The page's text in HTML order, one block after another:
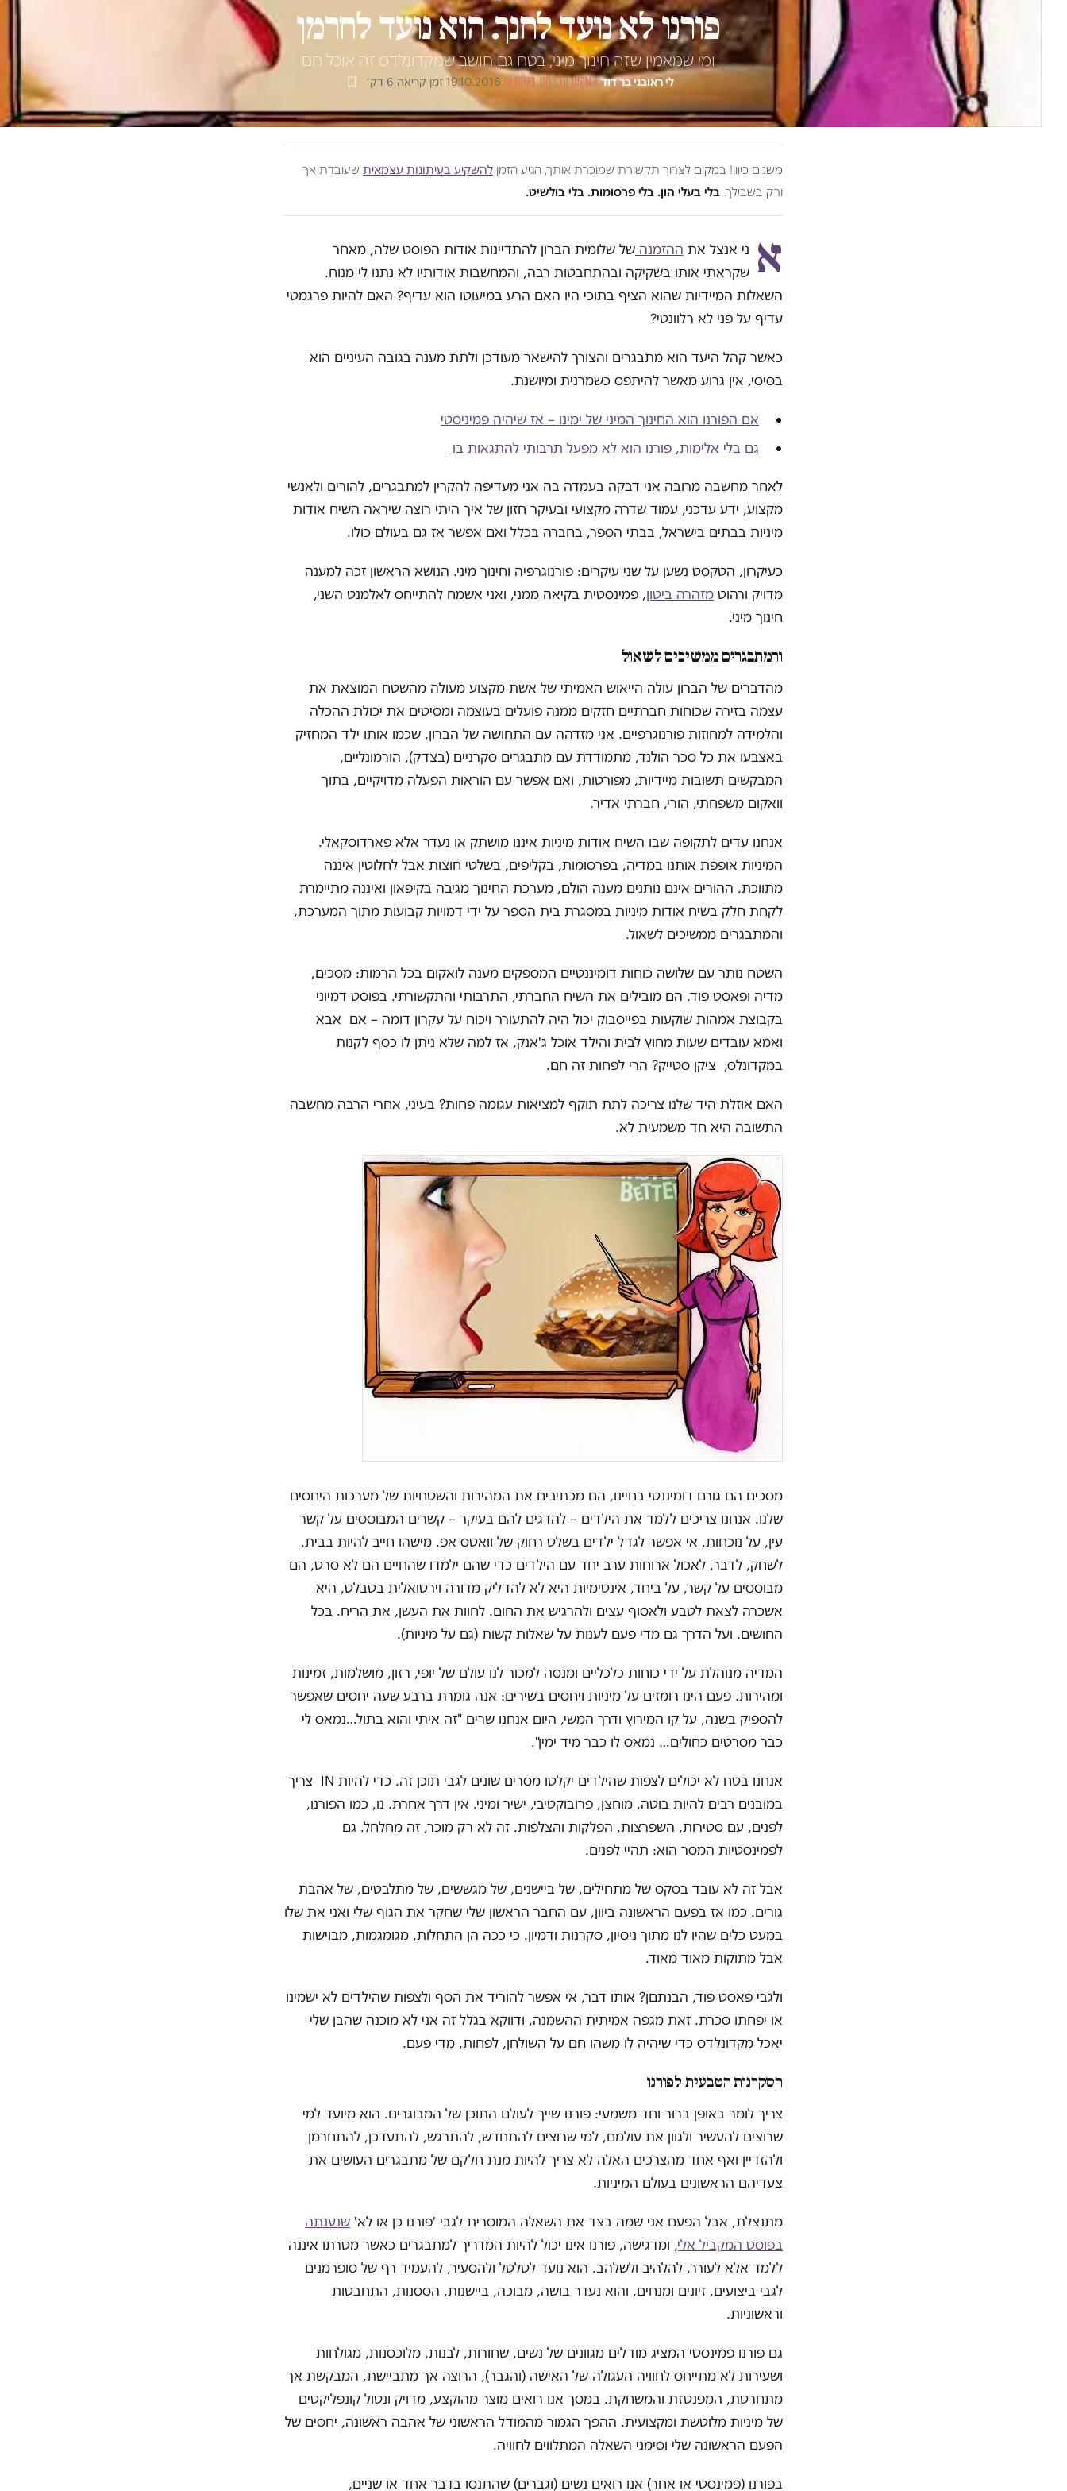
פורנו לא נועד לחנך. הוא נועד לחרמן
ומי שמאמין שזה חינוך מיני, בטח גם חושב שמקדונלדס זה אוכל חם
לי ראובני בר דוד·המקום הכי חם בגיהנום·
19.10.2016
·זמן קריאה 6 דק׳
משנים כיוון! במקום לצרוך תקשורת שמוכרת אותך, הגיע הזמן להשקיע בעיתונות עצמאית שעובדת אך
ורק בשבילך. בלי בעלי הון. בלי פרסומות. בלי בולשיט.
א ני אנצל את ההזמנה של שלומית הברון להתדיינות אודות הפוסט שלה, מאחר
שקראתי אותו בשקיקה ובהתחבטות רבה, והמחשבות אודותיו לא נתנו לי מנוח.
השאלות המיידיות שהוא הציף בתוכי היו האם הרע במיעוטו הוא עדיף? האם להיות פרגמטי
עדיף על פני לא רלוונטי?
כאשר קהל היעד הוא מתבגרים והצורך להישאר מעודכן ולתת מענה בגובה העיניים הוא
בסיסי, אין גרוע מאשר להיתפס כשמרנית ומיושנת.
אם הפורנו הוא החינוך המיני של ימינו – אז שיהיה פמיניסטי
גם בלי אלימות, פורנו הוא לא מפעל תרבותי להתגאות בו
לאחר מחשבה מרובה אני דבקה בעמדה בה אני מעדיפה להקרין למתבגרים, להורים ולאנשי
מקצוע, ידע עדכני, עמוד שדרה מקצועי ובעיקר חזון של איך היתי רוצה שיראה השיח אודות
מיניות בבתים בישראל, בבתי הספר, בחברה בכלל ואם אפשר אז גם בעולם כולו.
כעיקרון, הטקסט נשען על שני עיקרים: פורנוגרפיה וחינוך מיני. הנושא הראשון זכה למענה
מדויק ורהוט מזהרה ביטון, פמינסטית בקיאה ממני, ואני אשמח להתייחס לאלמנט השני,
חינוך מיני.
והמתבגרים ממשיכים לשאול
מהדברים של הברון עולה הייאוש האמיתי של אשת מקצוע מעולה מהשטח המוצאת את
עצמה בזירה שכוחות חברתיים חזקים ממנה פועלים בעוצמה ומסיטים את יכולת ההכלה
והלמידה למחוזות פורנוגרפיים. אני מזדהה עם התחושה של הברון, שכמו אותו ילד המחזיק
באצבעו את כל סכר הולנד, מתמודדת עם מתבגרים סקרניים (בצדק), הורמונליים,
המבקשים תשובות מיידיות, מפורטות, ואם אפשר עם הוראות הפעלה מדויקיים, בתוך
וואקום משפחתי, הורי, חברתי אדיר.
אנחנו עדים לתקופה שבו השיח אודות מיניות איננו מושתק או נעדר אלא פארדוסקאלי.
המיניות אופפת אותנו במדיה, בפרסומות, בקליפים, בשלטי חוצות אבל לחלוטין איננה
מתווכת. ההורים אינם נותנים מענה הולם, מערכת החינוך מגיבה בקיפאון ואיננה מתיימרת
לקחת חלק בשיח אודות מיניות במסגרת בית הספר על ידי דמויות קבועות מתוך המערכת,
והמתבגרים ממשיכים לשאול.
השטח נותר עם שלושה כוחות דומיננטיים המספקים מענה לואקום בכל הרמות: מסכים,
מדיה ופאסט פוד. הם מובילים את השיח החברתי, התרבותי והתקשורתי. בפוסט דמיוני
בקבוצת אמהות שוקעות בפייסבוק יכול היה להתעורר ויכוח על עקרון דומה – אם אבא
ואמא עובדים שעות מחוץ לבית והילד אוכל ג'אנק, אז למה שלא ניתן לו כסף לקנות
במקדונלס, ציקן סטייק? הרי לפחות זה חם.
האם אוזלת היד שלנו צריכה לתת תוקף למציאות עגומה פחות? בעיני, אחרי הרבה מחשבה
התשובה היא חד משמעית לא.
מסכים הם גורם דומיננטי בחיינו, הם מכתיבים את המהירות והשטחיות של מערכות היחסים
שלנו. אנחנו צריכים ללמד את הילדים – להדגים להם בעיקר – קשרים המבוססים על קשר
עין, על נוכחות, אי אפשר לגדל ילדים בשלט רחוק של וואטס אפ. מישהו חייב להיות בבית,
לשחק, לדבר, לאכול ארוחות ערב יחד עם הילדים כדי שהם ילמדו שהחיים הם לא סרט, הם
מבוססים על קשר, על ביחד, אינטימיות היא לא להדליק מדורה וירטואלית בטבלט, היא
אשכרה לצאת לטבע ולאסוף עצים ולהרגיש את החום. לחוות את העשן, את הריח. בכל
החושים. ועל הדרך גם מדי פעם לענות על שאלות קשות (גם על מיניות).
המדיה מנוהלת על ידי כוחות כלכליים ומנסה למכור לנו עולם של יופי, רזון, מושלמות, זמינות
ומהירות. פעם הינו רומזים על מיניות ויחסים בשירים: אנה גומרת ברבע שעה יחסים שאפשר
להספיק בשנה, על קו המירוץ ודרך המשי, היום אנחנו שרים "זה איתי והוא בתול…נמאס לי
כבר מסרטים כחולים… נמאס לו כבר מיד ימין".
אנחנו בטח לא יכולים לצפות שהילדים יקלטו מסרים שונים לגבי תוכן זה. כדי להיות IN צריך
במובנים רבים להיות בוטה, מוחצן, פרובוקטיבי, ישיר ומיני. אין דרך אחרת. נו, כמו הפורנו,
לפנים, עם סטירות, השפרצות, הפלקות והצלפות. זה לא רק מוכר, זה מחלחל. גם
לפמינסטיות המסר הוא: תהיי לפנים.
אבל זה לא עובד בסקס של מתחילים, של ביישנים, של מגששים, של מתלבטים, של אהבת
גורים. כמו אז בפעם הראשונה ביוון, עם החבר הראשון שלי שחקר את הגוף שלי ואני את שלו
במעט כלים שהיו לנו מתוך ניסיון, סקרנות ודמיון. כי ככה הן התחלות, מגומגמות, מבוישות
אבל מתוקות מאוד מאוד.
ולגבי פאסט פוד, הבנתםן? אותו דבר, אי אפשר להוריד את הסף ולצפות שהילדים לא ישמינו
או יפחתו סכרת. זאת מגפה אמיתית ההשמנה, ודווקא בגלל זה אני לא מוכנה שהבן שלי
יאכל מקדונלדס כדי שיהיה לו משהו חם על השולחן, לפחות, מדי פעם.
הסקרנות הטבעית לפורנו
צריך לומר באופן ברור וחד משמעי: פורנו שייך לעולם התוכן של המבוגרים. הוא מיועד למי
שרוצים להעשיר ולגוון את עולמם, למי שרוצים להתחדש, להתרגש, להתעדכן, להתחרמן
ולהזדיין ואף אחד מהצרכים האלה לא צריך להיות מנת חלקם של מתבגרים העושים את
צעדיהם הראשונים בעולם המיניות.
מתנצלת, אבל הפעם אני שמה בצד את השאלה המוסרית לגבי 'פורנו כן או לא' שנענתה
בפוסט המקביל אלי, ומדגישה, פורנו אינו יכול להיות המדריך למתבגרים כאשר מטרתו איננה
ללמד אלא לעורר, להלהיב ולשלהב. הוא נועד לטלטל ולהסעיר, להעמיד רף של סופרמנים
לגבי ביצועים, זיונים ומנחים, והוא נעדר בושה, מבוכה, ביישנות, הססנות, התחבטות
וראשוניות.
גם פורנו פמינסטי המציג מודלים מגוונים של נשים, שחורות, לבנות, מלוכסנות, מגולחות
ושעירות לא מתייחס לחוויה העגולה של האישה (והגבר), הרוצה אך מתביישת, המבקשת אך
מתחרטת, המפנטזת והמשחקת. במסך אנו רואים מוצר מהוקצע, מדויק ונטול קונפליקטים
של מיניות מלוטשת ומקצועית. ההפך הגמור מהמודל הראשוני של אהבה ראשונה, יחסים של
הפעם הראשונה שלי וסימני השאלה המתלווים לחוויה.
בפורנו (פמינסטי או אחר) אנו רואים נשים (וגברים) שהתנסו בדבר אחד או שניים,